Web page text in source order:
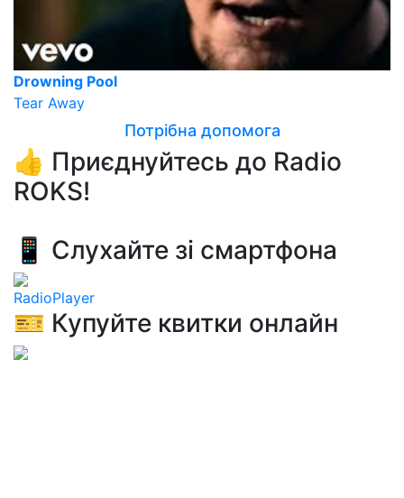
Drowning Pool
Tear Away
Потрібна допомога
👍 Приєднуйтесь до Radio
ROKS!
📱 Слухайте зі смартфона
RadioPlayer
🎫 Купуйте квитки онлайн